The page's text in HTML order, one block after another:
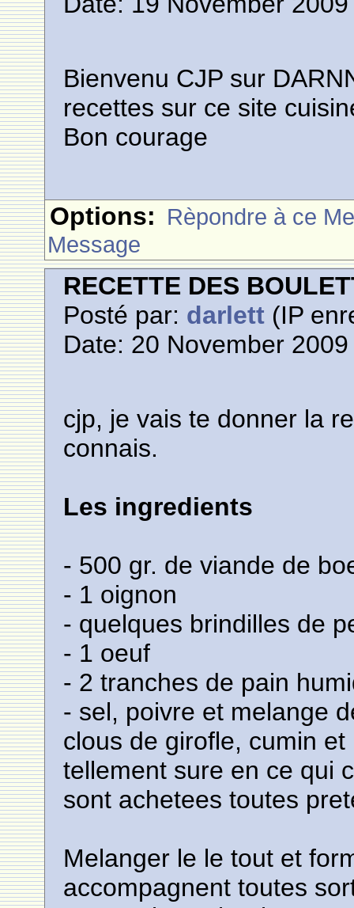
Bienvenu CJP sur
recettes sur ce site
Bon courage
Options: Rèpondre à ce
Message
RECETTE DES
Posté par: darlett (IP
Date: 20 November
cjp, je vais te donner la
connais.
Les ingredients
- 500 gr. de viande de
- 1 oignon
- quelques brindilles de
- 1 oeuf
- 2 tranches de pain
- sel, poivre et melange
clous de girofle, cumin
tellement sure en ce qui
sont achetees toutes
Melanger le le tout et
accompagnent toutes